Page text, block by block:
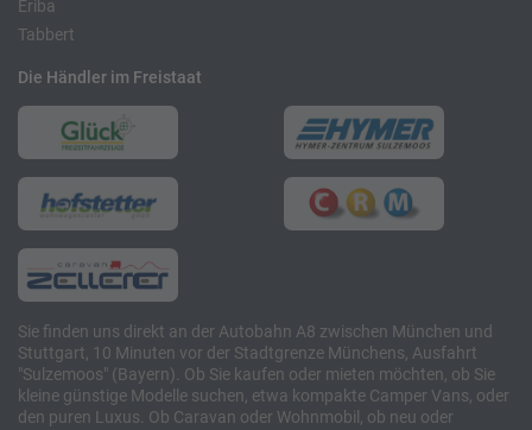
Eriba
Tabbert
Die Händler im Freistaat
Sie finden uns direkt an der Autobahn A8 zwischen München und
Stuttgart, 10 Minuten vor der Stadtgrenze Münchens, Ausfahrt
"Sulzemoos" (Bayern). Ob Sie kaufen oder mieten möchten, ob Sie
kleine günstige Modelle suchen, etwa kompakte Camper Vans, oder
den puren Luxus. Ob Caravan oder Wohnmobil, ob neu oder